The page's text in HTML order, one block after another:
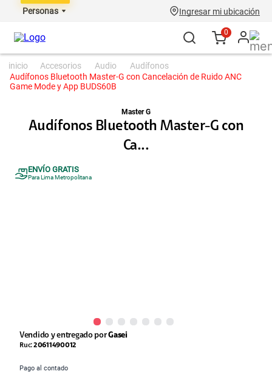
Personas Ingresar mi ubicación
0
accesorios audio
audífonos
Audífonos Bluetooth Master-G con Cancelación de Ruido ANC
Game Mode y App BUDS60B
Master G
Audífonos Bluetooth Master-G con
Ca...
ENVÍO GRATIS
Para Lima Metropolitana
Vendido y entregado porGasei
Ruc:20611490012
Pago al contado